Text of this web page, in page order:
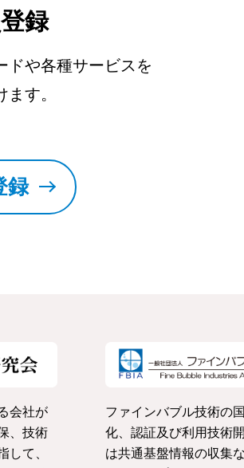
録
ドや各種サービスを
す。
録
会社が
、技術
して、
ファインバブル技術の
化、認証及び利用技術
は共通基盤情報の収集